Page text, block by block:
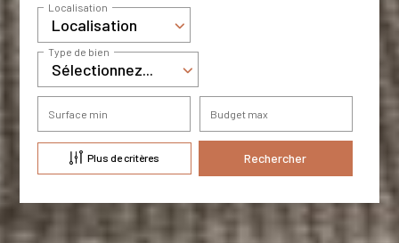
Localisation
Localisation
Sélectionnez...
Type de bien
Surface min Budget max
Plus de critères